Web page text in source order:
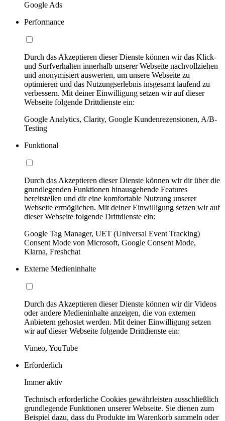
Google Ads
Performance
Durch das Akzeptieren dieser Dienste können wir das Klick-
und Surfverhalten innerhalb unserer Webseite nachvollziehen
und anonymisiert auswerten, um unsere Webseite zu
optimieren und das Nutzungserlebnis insgesamt laufend zu
verbessern. Mit deiner Einwilligung setzen wir auf dieser
Webseite folgende Drittdienste ein:
Google Analytics, Clarity, Google Kundenrezensionen, A/B-
Testing
Funktional
Durch das Akzeptieren dieser Dienste können wir dir über die
grundlegenden Funktionen hinausgehende Features
bereitstellen und dir eine komfortable Nutzung unserer
Webseite ermöglichen. Mit deiner Einwilligung setzen wir auf
dieser Webseite folgende Drittdienste ein:
Google Tag Manager, UET (Universal Event Tracking)
Consent Mode von Microsoft, Google Consent Mode,
Klarna, Freshchat
Externe Medieninhalte
Durch das Akzeptieren dieser Dienste können wir dir Videos
oder andere Medieninhalte anzeigen, die von externen
Anbietern gehostet werden. Mit deiner Einwilligung setzen
wir auf dieser Webseite folgende Drittdienste ein:
Vimeo, YouTube
Erforderlich
Immer aktiv
Technisch erforderliche Cookies gewährleisten ausschließlich
grundlegende Funktionen unserer Webseite. Sie dienen zum
Beispiel dazu, dass du Produkte im Warenkorb sammeln oder